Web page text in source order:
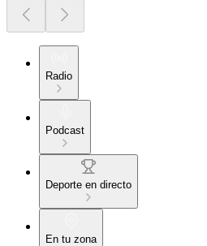
Radio
Podcast
Deporte en directo
En tu zona